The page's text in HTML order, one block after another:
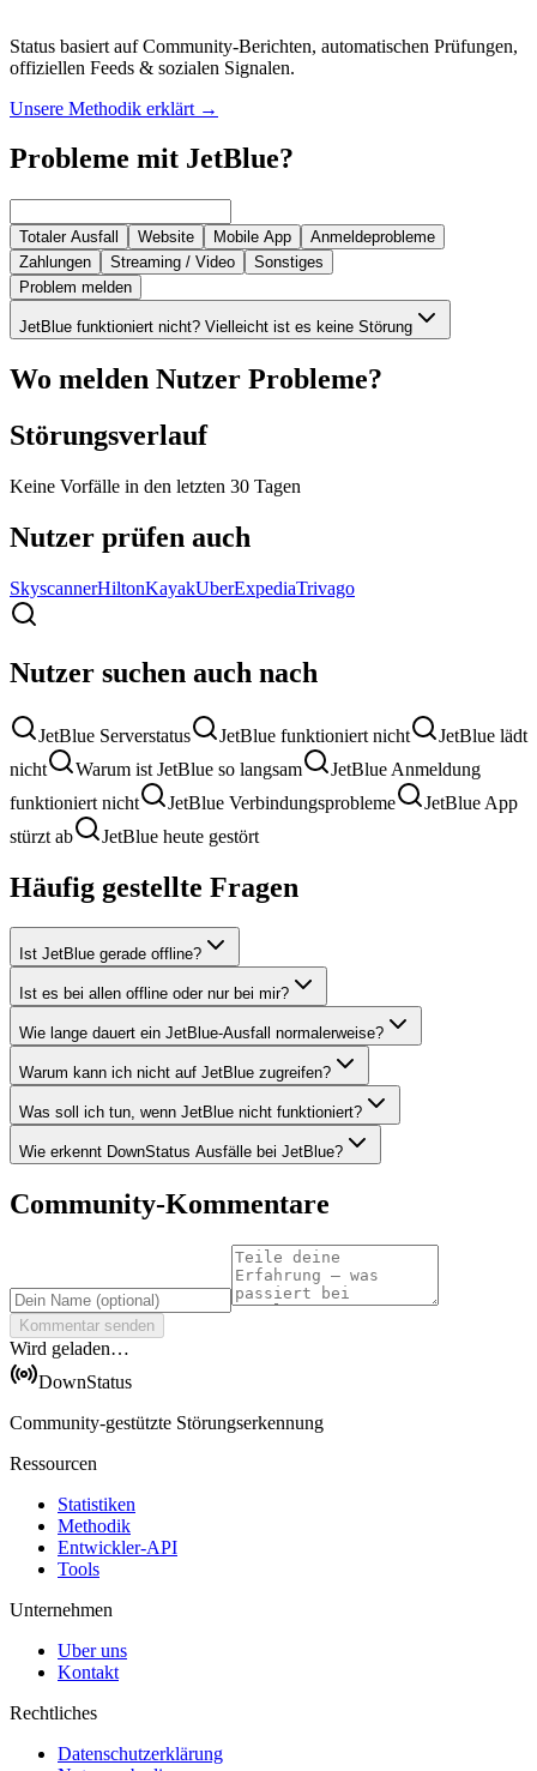
Status basiert auf Community-Berichten, automatischen Prüfungen,
offiziellen Feeds & sozialen Signalen.
Unsere Methodik erklärt →
Probleme mit JetBlue?
Totaler Ausfall Website Mobile App
Anmeldeprobleme
Zahlungen
Streaming / Video
Sonstiges
Problem melden
JetBlue funktioniert nicht? Vielleicht ist es keine Störung
Wo melden Nutzer Probleme?
Störungsverlauf
Keine Vorfälle in den letzten 30 Tagen
Nutzer prüfen auch
SkyscannerHiltonKayakUberExpediaTrivago
Nutzer suchen auch nach
JetBlue Serverstatus JetBlue funktioniert nicht
JetBlue lädt
nicht
Warum ist JetBlue so langsam
JetBlue Anmeldung
funktioniert nicht
JetBlue Verbindungsprobleme
JetBlue App
stürzt ab
JetBlue heute gestört
Häufig gestellte Fragen
Ist JetBlue gerade offline?
Ist es bei allen offline oder nur bei mir?
Wie lange dauert ein JetBlue-Ausfall normalerweise?
Warum kann ich nicht auf JetBlue zugreifen?
Was soll ich tun, wenn JetBlue nicht funktioniert?
Wie erkennt DownStatus Ausfälle bei JetBlue?
Community-Kommentare
Kommentar senden
Wird geladen…
DownStatus
Community-gestützte Störungserkennung
Ressourcen
Statistiken
Methodik
Entwickler-API
Tools
Unternehmen
Uber uns
Kontakt
Rechtliches
Datenschutzerklärung